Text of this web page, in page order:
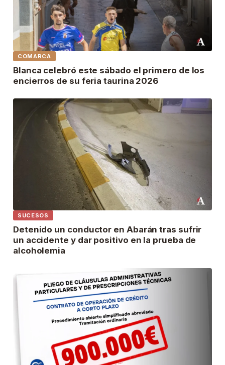
COMARCA
Blanca celebró este sábado el primero de los
encierros de su feria taurina 2026
SUCESOS
Detenido un conductor en Abarán tras sufrir
un accidente y dar positivo en la prueba de
alcoholemia